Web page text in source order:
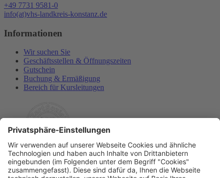
+49 7731 9581-0
info(at)vhs-landkreis-konstanz.de
Informationen
Wir suchen Sie
Geschäftsstellen & Öffnungszeiten
Gutschein
Buchung & Ermäßigung
Bereich für Kursleitungen
Rechtliches